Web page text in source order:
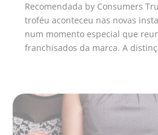
Recomendada by Consumers
troféu aconteceu nas novas
num momento especial que
franchisados da marca. A